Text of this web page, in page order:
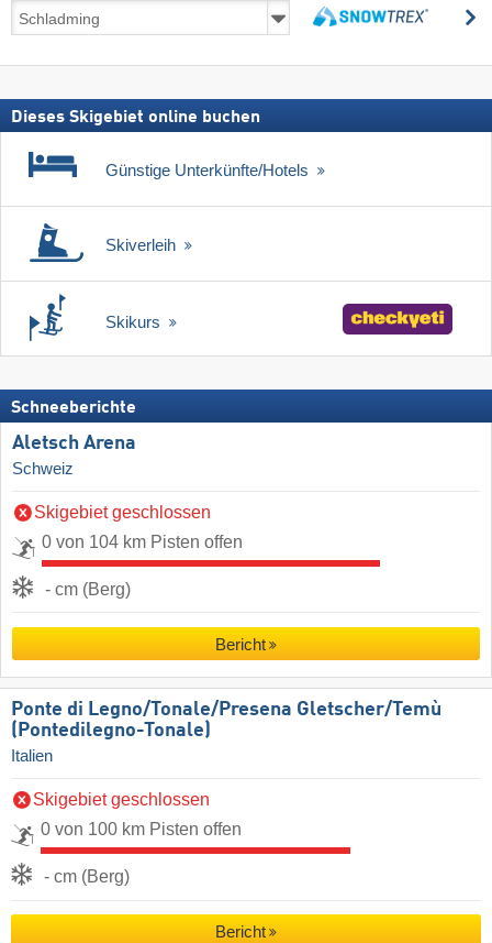
Skireisen
inkl.
Dieses Skigebiet online buchen
Günstige Unterkünfte/Hotels
Skiverleih
Skikurs
Schneeberichte
Aletsch Arena
Schweiz
Skigebiet geschlossen
0 von 104 km Pisten offen
- cm (Berg)
Bericht
Ponte di Legno/​Tonale/​Presena Gletscher/​Temù
(Pontedilegno-Tonale)
Italien
Skigebiet geschlossen
0 von 100 km Pisten offen
- cm (Berg)
Bericht